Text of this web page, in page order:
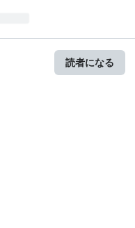
読者になる